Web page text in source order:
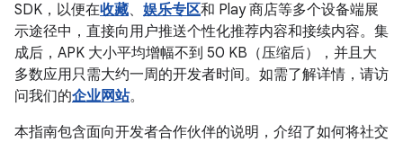
SDK，以便在收藏、 娱乐专区和 Play 商店等多个设备端展
示途径中，直接向用户推送个性化推荐内容和接续内容。集
成后，APK 大小平均增幅不到 50 KB（压缩后），并且大
多数应用只需大约一周的开发者时间。如需了解详情，请访
问我们的企业网站。
本指南包含面向开发者合作伙伴的说明，介绍了如何将社交